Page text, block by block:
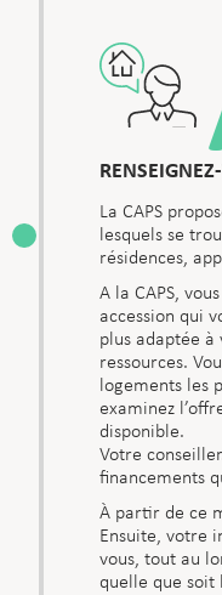
La CAPS
lesquels se
résidences,
A la CAPS,
accession qui
plus adaptée
ressources.
logements les
examinez
disponible.
Votre
financements
À partir de ce
Ensuite, votre
vous, tout au
quelle que soit